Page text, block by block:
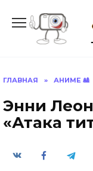
содержанию
ГЛАВНАЯ » АНИМЕ 🎎
Энни
«Атака